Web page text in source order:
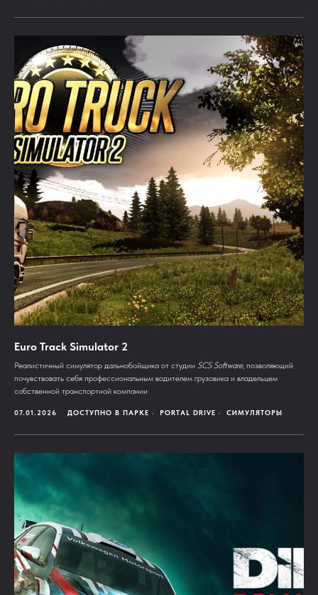
Euro Track Simulator 2
Реалистичный симулятор дальнобойщика от студии SCS Software, позволяющий
почувствовать себя профессиональным водителем грузовика и владельцем
собственной транспортной компании
07.01.2026 ДОСТУПНО В ПАРКЕ PORTAL DRIVE СИМУЛЯТОРЫ